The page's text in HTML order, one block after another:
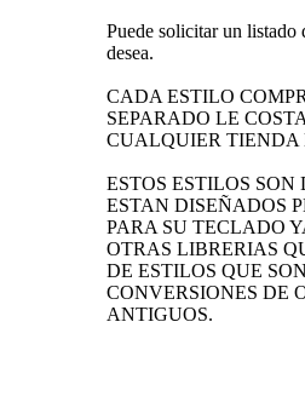
Puede solicitar un listado
desea.
CADA ESTILO
SEPARADO LE
CUALQUIER TIENDA
ESTOS ESTILOS
ESTAN DISEÑADOS
PARA SU TECLADO
OTRAS LIBRERIAS
DE ESTILOS QUE
CONVERSIONES DE
ANTIGUOS.